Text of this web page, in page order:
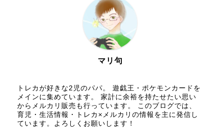
マリ句
トレカが好きな2児のパパ。 遊戯王・ポケモンカードを
メインに集めています。 家計に余裕を持たせたい思い
からメルカリ販売も行っています。 このブログでは、
育児・生活情報・トレカ×メルカリの情報を主に発信し
ています。よろしくお願いします！